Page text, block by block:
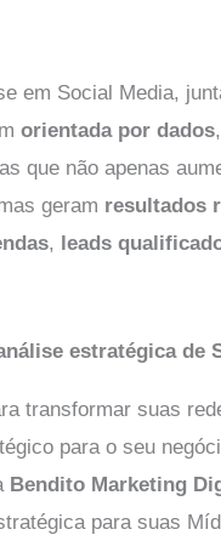
em Social Media,
orientada por dados
que não apenas
geram resultados
, leads
estratégica de
transformar suas
para o seu
Bendito Marketing
para suas